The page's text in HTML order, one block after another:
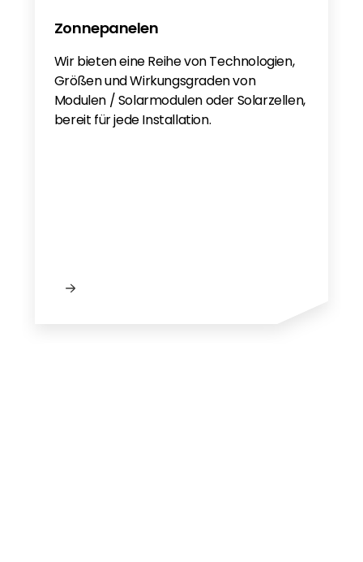
Zonnepanelen
Wir bieten eine Reihe von Technologien,
Größen und Wirkungsgraden von
Modulen / Solarmodulen oder Solarzellen,
bereit für jede Installation.